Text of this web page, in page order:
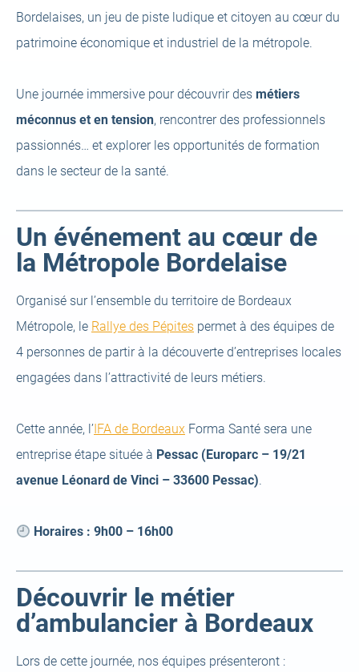
Bordelaises, un jeu de piste ludique et citoyen au cœur du
patrimoine économique et industriel de la métropole.
Une journée immersive pour découvrir des métiers
méconnus et en tension, rencontrer des professionnels
passionnés… et explorer les opportunités de formation
dans le secteur de la santé.
Un événement au cœur de
la Métropole Bordelaise
Organisé sur l’ensemble du territoire de Bordeaux
Métropole, le Rallye des Pépites(open
a
new
permet à des équipes de
4 personnes de partir à la découverte d’entreprises locales
engagées dans l’attractivité de leurs métiers.
Cette année, l’IFA de Bordeaux (open
a
new
Forma Santé sera une
entreprise étape située à Pessac (Europarc – 19/21
avenue Léonard de Vinci – 33600 Pessac).
Horaires : 9h00 – 16h00
Découvrir le métier
d’ambulancier à Bordeaux
Lors de cette journée, nos équipes présenteront :